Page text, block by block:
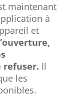
maintenant
à
et
refuser. Il
les